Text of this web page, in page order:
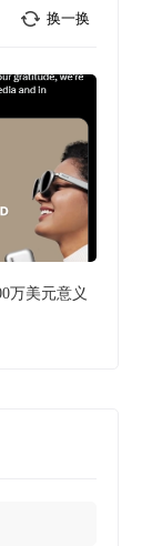
换一换
万美元意义